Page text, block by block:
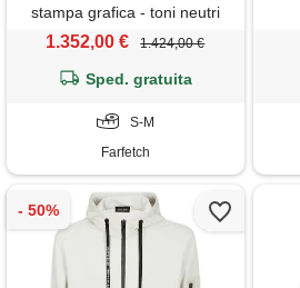
stampa grafica - toni neutri
1.352,00 € 1.424,00 €
Sped. gratuita
S-M
Farfetch